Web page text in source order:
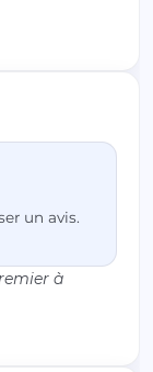
un avis.
à